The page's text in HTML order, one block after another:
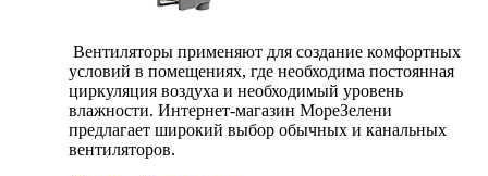
Вентиляторы применяют для создание комфортных
условий в помещениях, где необходима постоянная
циркуляция воздуха и необходимый уровень
влажности. Интернет-магазин МореЗелени
предлагает широкий выбор обычных и канальных
вентиляторов.